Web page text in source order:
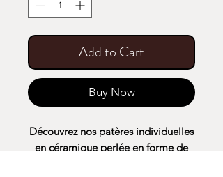
Add to Cart
Buy Now
Découvrez nos patères individuelles
en céramique perlée en forme de